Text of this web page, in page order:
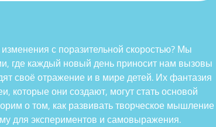
с поразительной скоростью? Мы
где каждый новый день приносит нам вызовы
своё отражение и в мире детей. Их фантазия
которые они создают, могут стать основой
о том, как развивать творческое мышление
для экспериментов и самовыражения.